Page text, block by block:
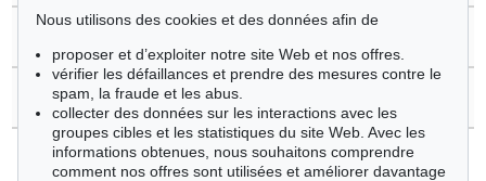
Contacter l'expert
Nous utilisons des cookies et des données afin de
proposer et d’exploiter notre site Web et nos offres.
vérifier les défaillances et prendre des mesures contre le
spam, la fraude et les abus.
collecter des données sur les interactions avec les
groupes cibles et les statistiques du site Web. Avec les
informations obtenues, nous souhaitons comprendre
comment nos offres sont utilisées et améliorer davantage